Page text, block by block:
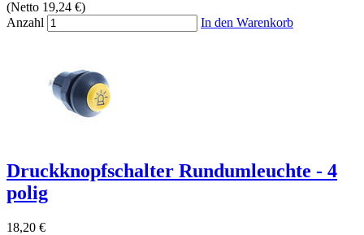
(Netto 19,24 €)
Anzahl
In den Warenkorb
Druckknopfschalter Rundumleuchte - 4
polig
18,20 €